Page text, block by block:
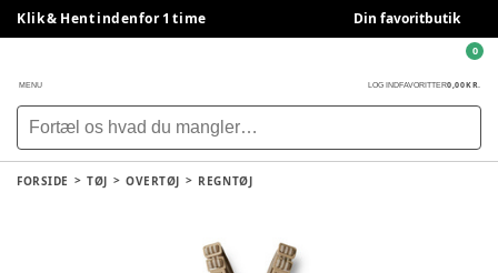
Klik & Hent indenfor 1 time Din favoritbutik
MENU LOG INDFAVORITTER0,00 KR.
0
FORSIDE TØJ OVERTØJ REGNTØJ